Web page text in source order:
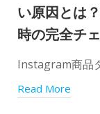
い原因とは
時の完全チ
Instagram商品
Read More